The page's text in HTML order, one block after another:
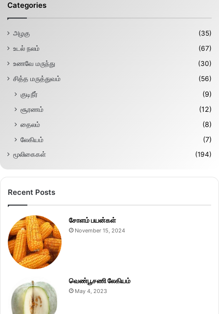
Categories
அழகு
(35)
உடல் நலம்
(67)
உணவே மருந்து
(30)
சித்த மருத்துவம்
(56)
குடிநீர்
(9)
சூரணம்
(12)
தைலம்
(8)
லேகியம்
(7)
மூலிகைகள் (194)
Recent Posts
சோளம் பயன்கள்
November 15, 2024
வெண்பூசணி லேகியம்
May 4, 2023